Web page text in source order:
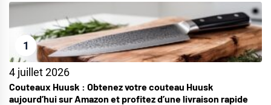
1
4 juillet 2026
Couteaux Huusk : Obtenez votre couteau Huusk
aujourd’hui sur Amazon et profitez d’une livraison rapide